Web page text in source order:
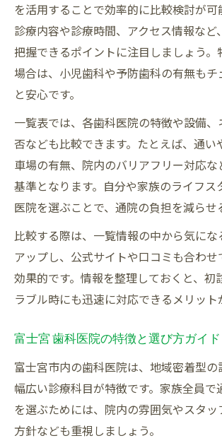
を活用することで効率的に比較検討が可
診療内容や診療時間、アクセス情報など
把握できるポイントに注目しましょう。
場合は、小児歯科や予防歯科の有無もチ
と安心です。
一覧表では、各歯科医院の特徴や設備
否なども比較できます。たとえば、通い
車場の有無、院内のバリアフリー対応
基準となります。自分や家族のライフス
医院を選ぶことで、通院の負担を減らせ
比較する際は、一覧情報の中から気にな
アップし、公式サイトや口コミも合わ
効果的です。情報を整理しておくと、初
ラブル時にも迅速に対応できるメリット
富士宮 歯科医院の特徴と選び方ガイド
富士宮市内の歯科医院は、地域密着型の
幅広い診療科目が特徴です。家族全員で
を選ぶためには、院内の雰囲気やスタ
方針なども重視しましょう。